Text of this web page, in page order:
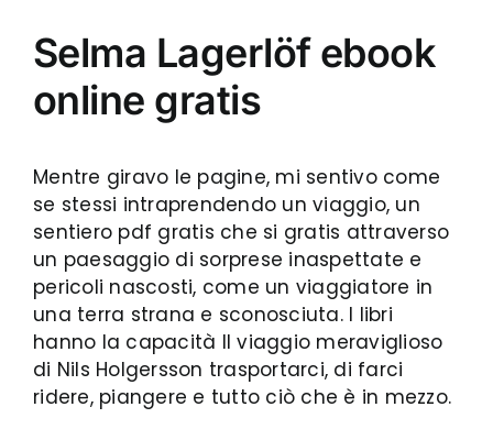
Selma Lagerlöf ebook
online gratis
Mentre giravo le pagine, mi sentivo come
se stessi intraprendendo un viaggio, un
sentiero pdf gratis che si gratis attraverso
un paesaggio di sorprese inaspettate e
pericoli nascosti, come un viaggiatore in
una terra strana e sconosciuta. I libri
hanno la capacità Il viaggio meraviglioso
di Nils Holgersson trasportarci, di farci
ridere, piangere e tutto ciò che è in mezzo.